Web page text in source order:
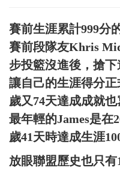
賽前生涯累計999分
賽前段隊友Khris
步投籃沒進後，搶下
讓自己的生涯得分正
歲又74天達成成就
最年輕的James是在
歲41天時達成生涯
放眼聯盟歷史也只